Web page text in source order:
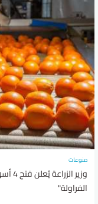
منوعات
وزير
الفراولة"